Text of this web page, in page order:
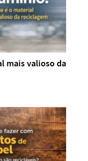
mais valioso da